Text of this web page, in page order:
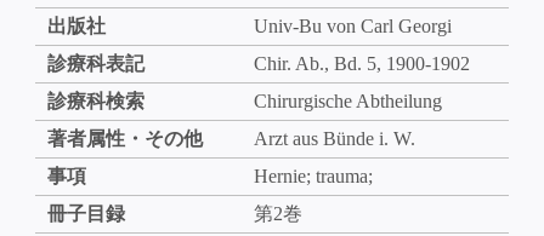
出版社
Univ-Bu von Carl Georgi
診療科表記
Chir. Ab., Bd. 5, 1900-1902
診療科検索
Chirurgische Abtheilung
著者属性・その他
Arzt aus Bünde i. W.
事項
Hernie; trauma;
冊子目録
第2巻